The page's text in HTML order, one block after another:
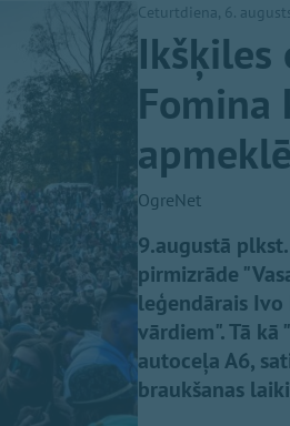
Ceturtdiena, 6.
Ikšķiles
Fomina
OgreNet
9.augustā
pirmizrāde
leģendārais
vārdiem". Tā
autoceļa A6,
braukšanas